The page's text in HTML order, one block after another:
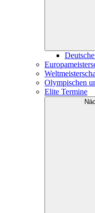
Olympischen
Elite Termine